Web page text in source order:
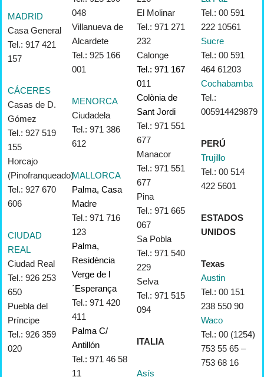
MADRID
Casa General
Tel.: 917 421
157
CÁCERES
Casas de D.
Gómez
Tel.: 927 519
155
Horcajo
(Pinofranqueado)
Tel.: 927 670
606
CIUDAD
REAL
Ciudad Real
Tel.: 926 253
650
Puebla del
Príncipe
Tel.: 926 359
020
048
Villanueva de
Alcardete
Tel.: 925 166
001
MENORCA
Ciudadela
Tel.: 971 386
612
MALLORCA
Palma, Casa
Madre
Tel.: 971 716
123
Palma,
Residència
Verge de l
´Esperança
Tel.: 971 420
411
Palma C/
Antillón
Tel.: 971 46 58
11
El Molinar
Tel.: 971 271
232
Calonge
Tel.: 971 167
011
Colònia de
Sant Jordi
Tel.: 971 551
677
Manacor
Tel.: 971 551
677
Pina
Tel.: 971 665
067
Sa Pobla
Tel.: 971 540
229
Selva
Tel.: 971 515
094
ITALIA
Asís
Tel.: 00 591
222 10561
Sucre
Tel.: 00 591
464 61203
Cochabamba
Tel.:
005914429879
PERÚ
Trujillo
Tel.: 00 514
422 5601
ESTADOS
UNIDOS
Texas
Austin
Tel.: 00 151
238 550 90
Waco
Tel.: 00 (1254)
753 55 65 –
753 68 16